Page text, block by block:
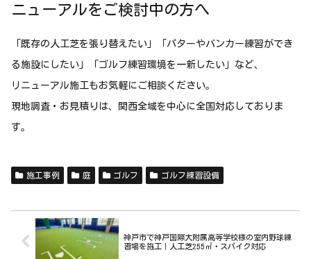
ニューアルをご検討中の方へ
「既存の人工芝を張り替えたい」「パターやバンカー練習ができ
る施設にしたい」「ゴルフ練習環境を一新したい」など、
リニューアル施工もお気軽にご相談ください。
現地調査・お見積りは、関西全域を中心に全国対応しておりま
す。
施工事例 庭 ゴルフ ゴルフ練習設備
神戸市で神戸国際大附属高等学校様の室内野球練
習場を施工｜人工芝255㎡・スパイク対応